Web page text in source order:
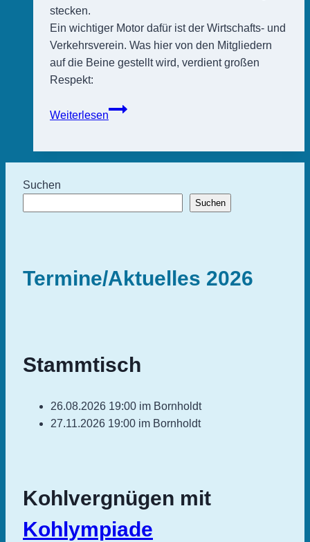
stecken.
Ein wichtiger Motor dafür ist der Wirtschafts- und
Verkehrsverein. Was hier von den Mitgliedern
auf die Beine gestellt wird, verdient großen
Respekt:
Weiterlesen
Grußwort
Suchen
Suchen
Termine/Aktuelles 2026
Stammtisch
26.08.2026 19:00 im Bornholdt
27.11.2026 19:00 im Bornholdt
Kohlvergnügen mit
Kohlympiade